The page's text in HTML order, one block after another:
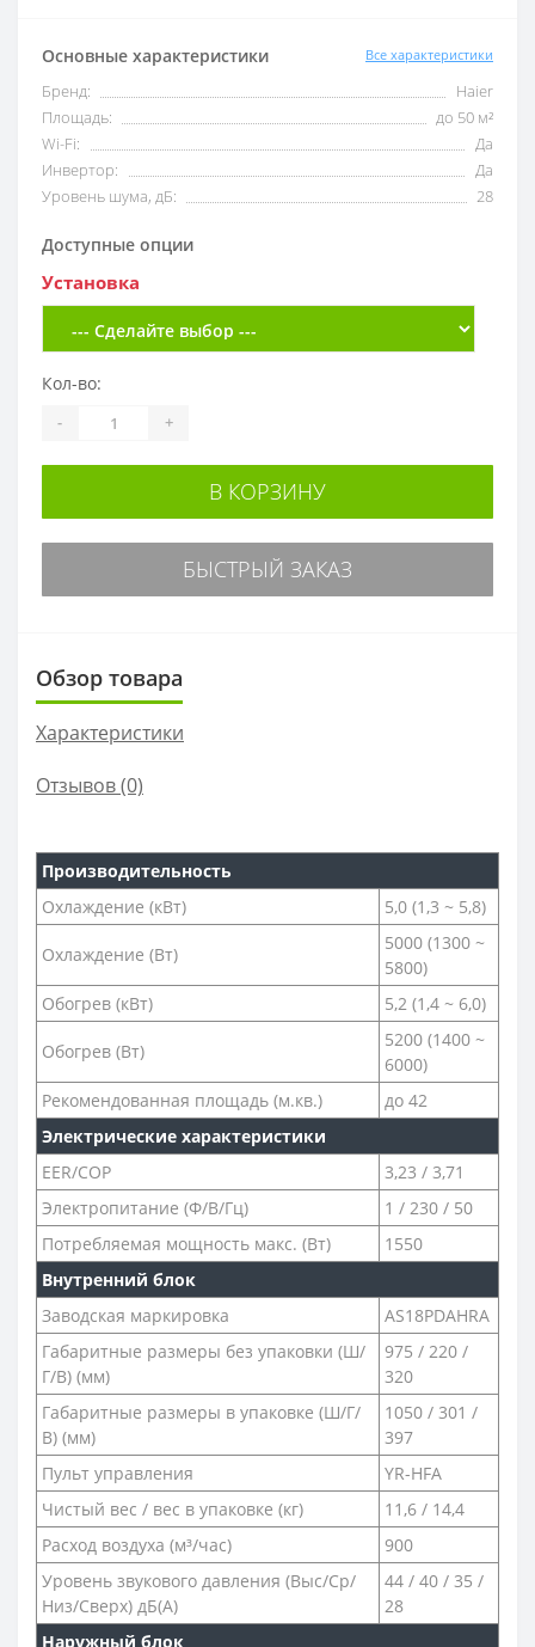
Основные характеристики Все характеристики
Бренд:
Haier
Площадь:
до 50 м²
Wi-Fi:
Да
Инвертор:
Да
Уровень шума, дБ:
28
Доступные опции
Установка
Кол-во:
- +
В КОРЗИНУ
БЫСТРЫЙ ЗАКАЗ
Обзор товара
Характеристики
Отзывов (0)
Производительность
Охлаждение (кВт)
5,0 (1,3 ~ 5,8)
Охлаждение (Вт)
5000 (1300 ~
5800)
Обогрев (кВт)
5,2 (1,4 ~ 6,0)
Обогрев (Вт)
5200 (1400 ~
6000)
Рекомендованная площадь (м.кв.)
до 42
Электрические характеристики
EER/COP
3,23 / 3,71
Электропитание (Ф/В/Гц)
1 / 230 / 50
Потребляемая мощность макс. (Вт)
1550
Внутренний блок
Заводская маркировка
AS18PDAHRA
Габаритные размеры без упаковки (Ш/
Г/В) (мм)
975 / 220 /
320
Габаритные размеры в упаковке (Ш/Г/
В) (мм)
1050 / 301 /
397
Пульт управления
YR-HFA
Чистый вес / вес в упаковке (кг)
11,6 / 14,4
Расход воздуха (м³/час)
900
Уровень звукового давления (Выс/Ср/
Низ/Сверх) дБ(А)
44 / 40 / 35 /
28
Наружный блок